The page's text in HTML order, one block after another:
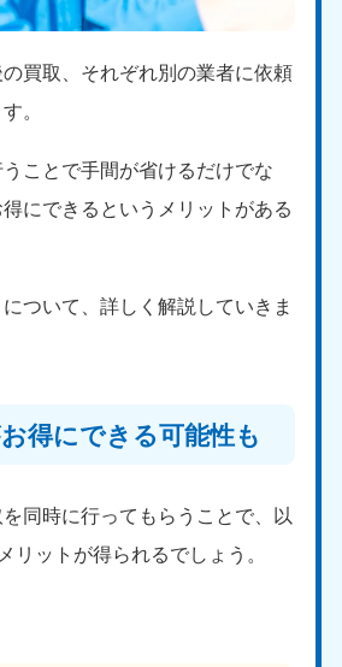
買取、それぞれ別の業者に依頼
。
ことで手間が省けるだけでな
にできるというメリットがある
ついて、詳しく解説していきま
得にできる可能性も
同時に行ってもらうことで、以
リットが得られるでしょう。